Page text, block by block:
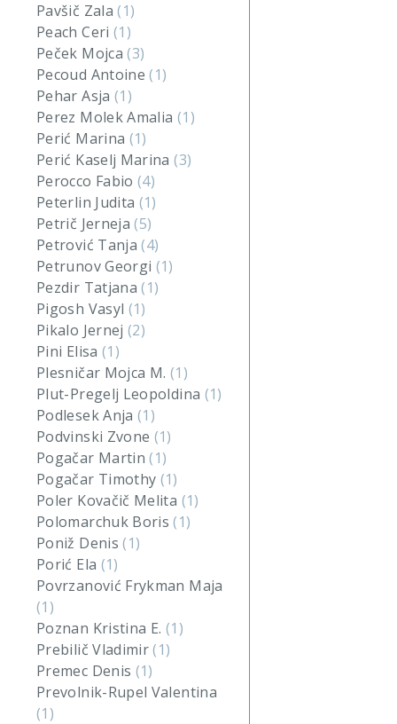
Pavšič Zala(1)
Peach Ceri (1)
Peček Mojca(3)
Pecoud Antoine(1)
Pehar Asja (1)
Perez Molek Amalia (1)
Perić Marina (1)
Perić Kaselj Marina(3)
Perocco Fabio(4)
Peterlin Judita (1)
Petrič Jerneja(5)
Petrović Tanja(4)
Petrunov Georgi (1)
Pezdir Tatjana(1)
Pigosh Vasyl (1)
Pikalo Jernej(2)
Pini Elisa (1)
Plesničar Mojca M. (1)
Plut-Pregelj Leopoldina (1)
Podlesek Anja(1)
Podvinski Zvone (1)
Pogačar Martin(1)
Pogačar Timothy (1)
Poler Kovačič Melita (1)
Polomarchuk Boris(1)
Poniž Denis(1)
Porić Ela (1)
Povrzanović Frykman Maja
(1)
Poznan Kristina E. (1)
Prebilič Vladimir(1)
Premec Denis (1)
Prevolnik-Rupel Valentina
(1)